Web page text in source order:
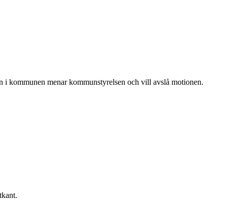
kommunen menar kommunstyrelsen och vill avslå motionen.